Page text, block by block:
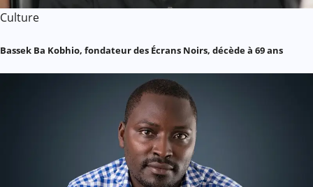
Culture
Bassek Ba Kobhio, fondateur des Écrans Noirs, décède à 69 ans